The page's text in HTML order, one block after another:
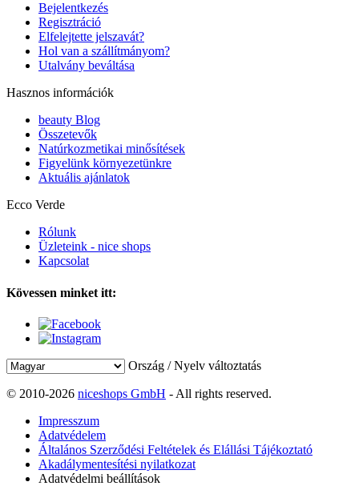
Bejelentkezés
Regisztráció
Elfelejtette jelszavát?
Hol van a szállítmányom?
Utalvány beváltása
Hasznos információk
beauty Blog
Összetevők
Natúrkozmetikai minősítések
Figyelünk környezetünkre
Aktuális ajánlatok
Ecco Verde
Rólunk
Üzleteink - nice shops
Kapcsolat
Kövessen minket itt:
Ország / Nyelv változtatás
© 2010-2026 niceshops GmbH - All rights reserved.
Impresszum
Adatvédelem
Általános Szerződési Feltételek és Elállási Tájékoztató
Akadálymentesítési nyilatkozat
Adatvédelmi beállítások